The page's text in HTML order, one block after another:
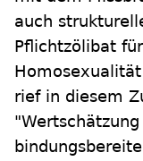
auch
Pflichtzölibat
rief in diesem